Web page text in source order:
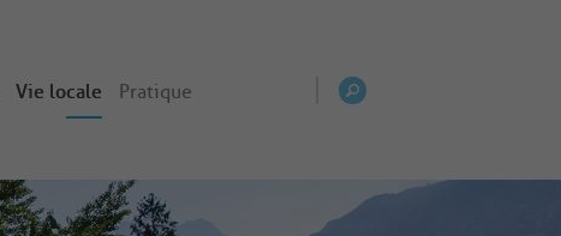
Vie locale Pratique